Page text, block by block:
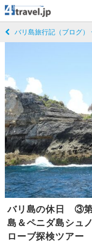
バリ島旅行記（ブログ）
バリ島の休日 ③
島＆ペニダ島シュ
ローブ探検ツアー